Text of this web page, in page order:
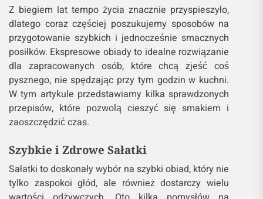
Z biegiem lat tempo życia znacznie przyspieszyło,
dlatego coraz częściej poszukujemy sposobów na
przygotowanie szybkich i jednocześnie smacznych
posiłków. Ekspresowe obiady to idealne rozwiązanie
dla zapracowanych osób, które chcą zjeść coś
pysznego, nie spędzając przy tym godzin w kuchni.
W tym artykule przedstawiamy kilka sprawdzonych
przepisów, które pozwolą cieszyć się smakiem i
zaoszczędzić czas.
Szybkie i Zdrowe Sałatki
Sałatki to doskonały wybór na szybki obiad, który nie
tylko zaspokoi głód, ale również dostarczy wielu